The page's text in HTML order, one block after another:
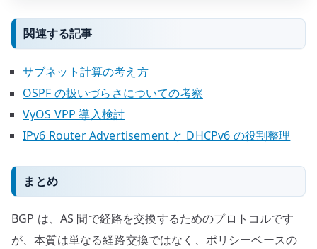
関連する記事
サブネット計算の考え方
OSPF の扱いづらさについての考察
VyOS VPP 導入検討
IPv6 Router Advertisement と DHCPv6 の役割整理
まとめ
BGP は、AS 間で経路を交換するためのプロトコルです
が、本質は単なる経路交換ではなく、ポリシーベースの